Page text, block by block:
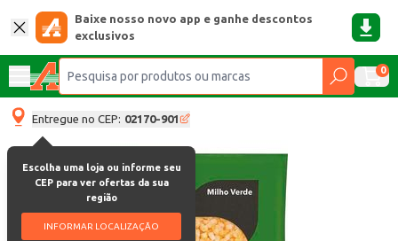
Baixe nosso novo app e ganhe descontos
exclusivos
0
Entregue no CEP: 02170-901
Escolha uma loja ou informe seu
CEP para ver ofertas da sua
região
INFORMAR LOCALIZAÇÃO